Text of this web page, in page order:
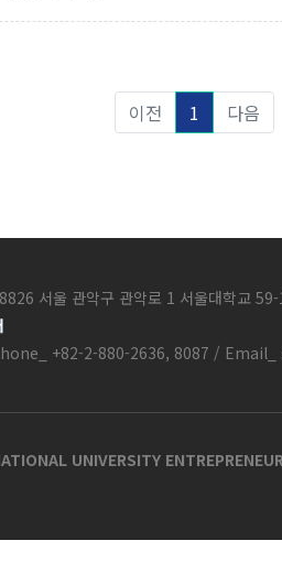
이전 1 다음
서울 관악구 관악로 1 서울대학교
+82-2-880-2636, 8087 /
UNIVERSITY